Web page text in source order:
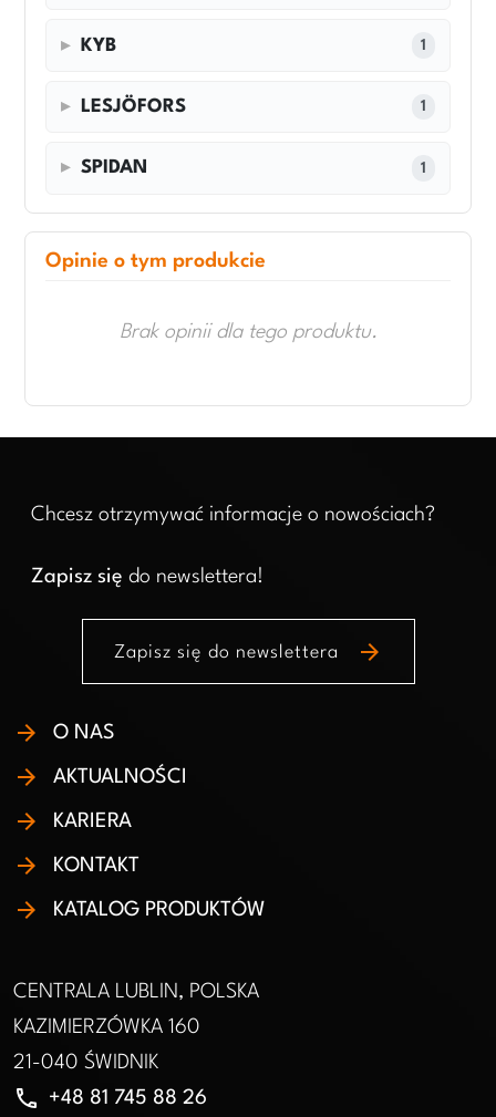
KYB 1
LESJÖFORS 1
SPIDAN 1
Opinie o tym produkcie
Brak opinii dla tego produktu.
Chcesz otrzymywać informacje o nowościach?
Zapisz się do newslettera!
Zapisz się do newslettera arrow_forward
O NAS
AKTUALNOŚCI
KARIERA
KONTAKT
KATALOG PRODUKTÓW
CENTRALA LUBLIN, POLSKA
KAZIMIERZÓWKA 160
21-040 ŚWIDNIK
phone +48 81 745 88 26